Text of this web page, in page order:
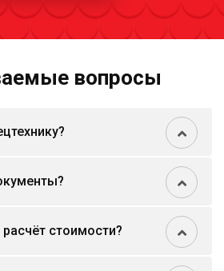
вопросы
стоимости?